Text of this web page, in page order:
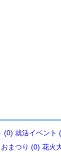
(0) 就活イベント
おまつり (0) 花火